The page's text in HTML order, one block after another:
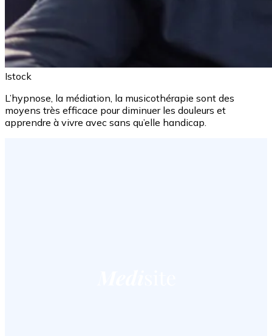
Istock
L’hypnose, la médiation, la musicothérapie sont des
moyens très efficace pour diminuer les douleurs et
apprendre à vivre avec sans qu’elle handicap.